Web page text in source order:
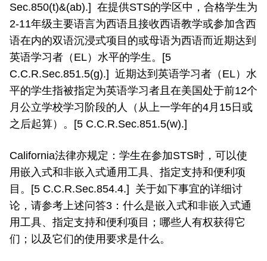
Sec.850(t)&(ab).] 在提供STS的学区中，合格学生为
2-11年级主要语言为西语且接收西语教学或参加含西
语在内的双语沉浸式项目的或母语为西语而近期达到
英语学习者（EL）水平的学生。[5
C.C.R.Sec.851.5(g).] 近期达到英语学习者（EL）水
平的学生指被指定为英语学习者且在美国处于前12个
月公立学校学习阶段的人（从上一学年的4月15日或
之后起算）。[5 C.C.R.Sec.851.5(w).]
California法律亦规定：学生在参加STS时，可以使
用嵌入式和非嵌入式通用工具、指定支持和便利项
目。[5 C.C.R.Sec.854.4.] 关于如下事宜的详细讨
论，请参考上述问答3：什么是嵌入式和非嵌入式通
用工具、指定支持和便利项目；哪些人有权获得它
们；以及它们的使用要求是什么。